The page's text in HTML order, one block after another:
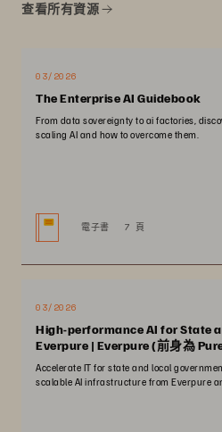
查看所有資源
03/2026
The Enterprise AI Guidebook
From data sovereignty to ai factories,
scaling AI and how to overcome them.
電子書 7 頁
03/2026
High-performance AI for State
Everpure | Everpure (前身為
Accelerate IT for state and local
scalable AI infrastructure from Everpure